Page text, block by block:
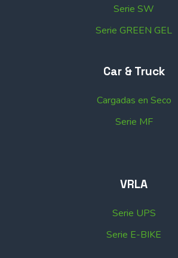
Serie SW
Serie GREEN GEL
Car & Truck
Cargadas en Seco
Serie MF
VRLA
Serie UPS
Serie E-BIKE